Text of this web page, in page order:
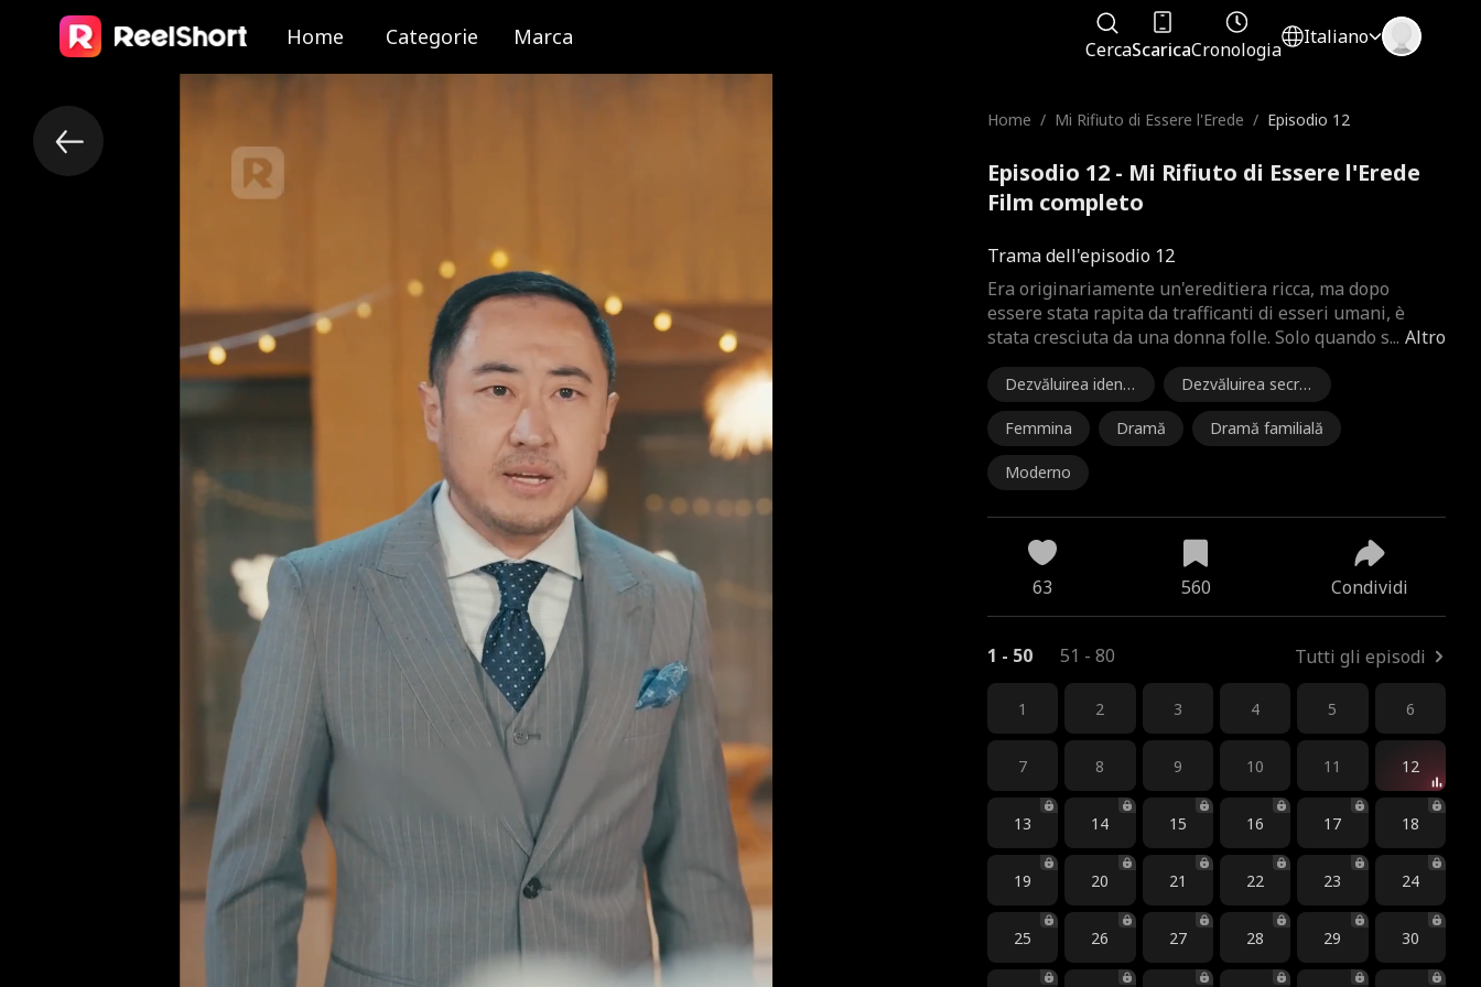
Home Categorie Marca CercaScaricaCronologia
Italiano
Home / Mi Rifiuto di Essere l'Erede / Episodio 12
Episodio 12 - Mi Rifiuto di Essere l'Erede
Film completo
Trama dell'episodio 12
Altro
Era originariamente un'ereditiera ricca, ma dopo
essere stata rapita da trafficanti di esseri umani, è
stata cresciuta da una donna folle. Solo quando s...
Dezvăluirea identi
tății părintelui
Dezvăluirea secre
tului
Femmina Dramă Dramă familială
Moderno
63 560 Condividi
1 - 50 51 - 80 Tutti gli episodi
1 2 3 4 5 6
7 8 9 10 11 12
13 14 15 16 17 18
19 20 21 22 23 24
25 26 27 28 29 30